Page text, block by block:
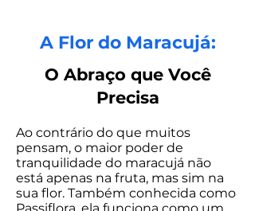
A Flor do Maracujá:
O Abraço que Você
Precisa
Ao contrário do que muitos
pensam, o maior poder de
tranquilidade do maracujá não
está apenas na fruta, mas sim na
sua flor. Também conhecida como